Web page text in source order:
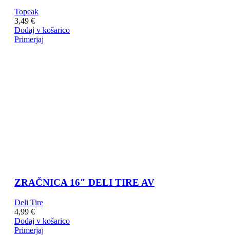
Topeak
3,49 €
Dodaj v košarico
Primerjaj
ZRAČNICA 16″ DELI TIRE AV
Deli Tire
4,99 €
Dodaj v košarico
Primerjaj